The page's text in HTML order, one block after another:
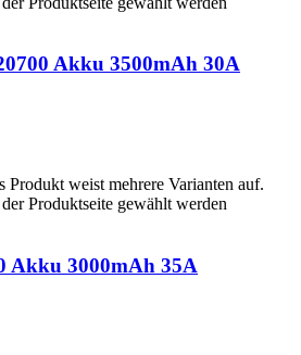
Akku 3500mAh 30A
Produkt weist mehrere Varianten auf.
Produktseite gewählt werden
Akku 3000mAh 35A